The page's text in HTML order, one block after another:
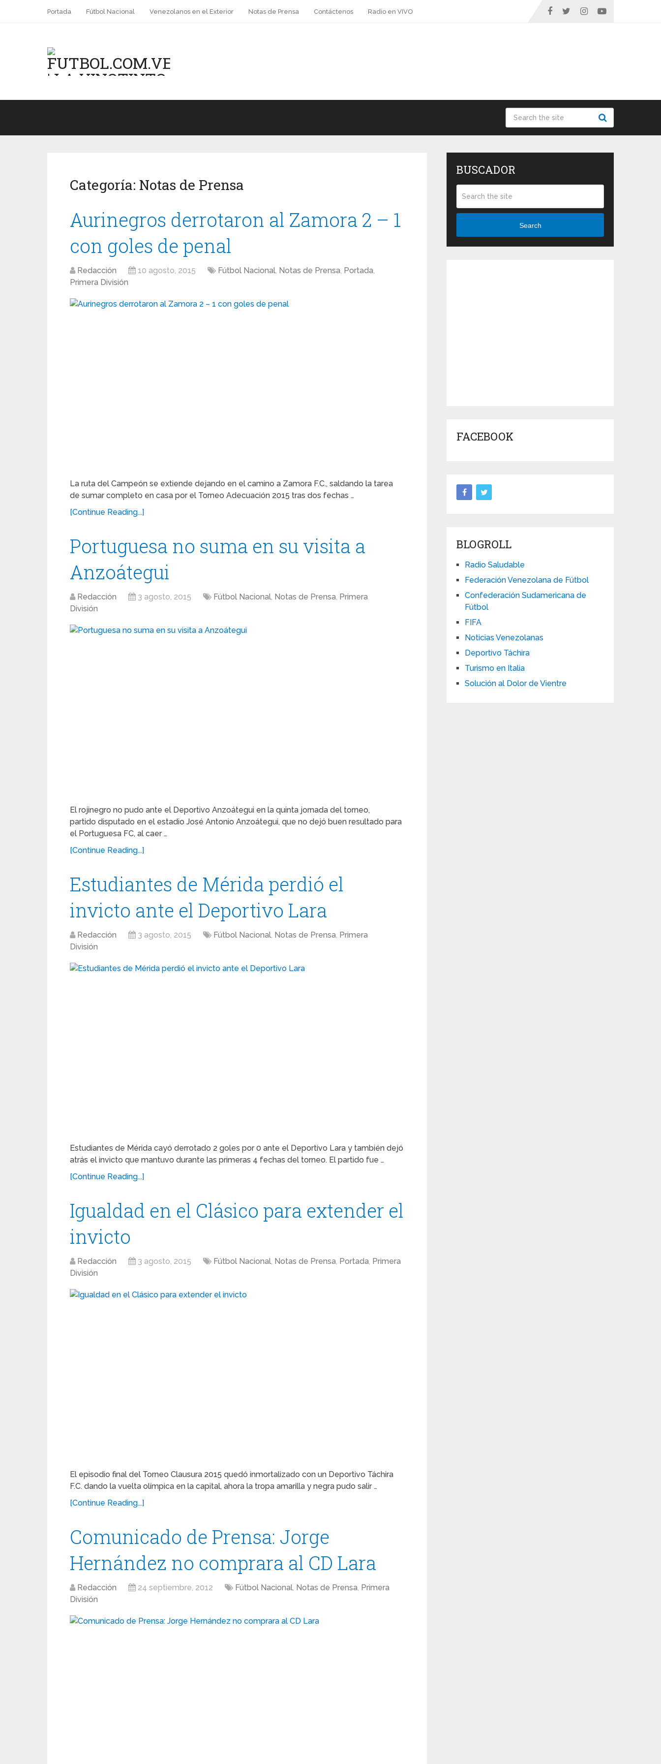
Portada Fútbol Nacional Venezolanos en el Exterior Notas de Prensa Contáctenos Radio en VIVO
Categoría: Notas de Prensa
Aurinegros derrotaron al Zamora 2 – 1
con goles de penal
Redacción 10 agosto, 2015 Fútbol Nacional, Notas de Prensa, Portada,
Primera División
La ruta del Campeón se extiende dejando en el camino a Zamora F.C., saldando la tarea
de sumar completo en casa por el Torneo Adecuación 2015 tras dos fechas …
[Continue Reading...]
Portuguesa no suma en su visita a
Anzoátegui
Redacción 3 agosto, 2015 Fútbol Nacional, Notas de Prensa, Primera
División
El rojinegro no pudo ante el Deportivo Anzoátegui en la quinta jornada del torneo,
partido disputado en el estadio José Antonio Anzoátegui, que no dejó buen resultado para
el Portuguesa FC, al caer …
[Continue Reading...]
Estudiantes de Mérida perdió el
invicto ante el Deportivo Lara
Redacción 3 agosto, 2015 Fútbol Nacional, Notas de Prensa, Primera
División
Estudiantes de Mérida cayó derrotado 2 goles por 0 ante el Deportivo Lara y también dejó
atrás el invicto que mantuvo durante las primeras 4 fechas del torneo. El partido fue …
[Continue Reading...]
Igualdad en el Clásico para extender el
invicto
Redacción 3 agosto, 2015 Fútbol Nacional, Notas de Prensa, Portada, Primera
División
El episodio final del Torneo Clausura 2015 quedó inmortalizado con un Deportivo Táchira
F.C. dando la vuelta olímpica en la capital, ahora la tropa amarilla y negra pudo salir …
[Continue Reading...]
Comunicado de Prensa: Jorge
Hernández no comprara al CD Lara
Redacción 24 septiembre, 2012 Fútbol Nacional, Notas de Prensa, Primera
División
BUSCADOR
Search
FACEBOOK
BLOGROLL
Radio Saludable
Federación Venezolana de Fútbol
Confederación Sudamericana de
Fútbol
FIFA
Noticias Venezolanas
Deportivo Táchira
Turismo en Italia
Solución al Dolor de Vientre